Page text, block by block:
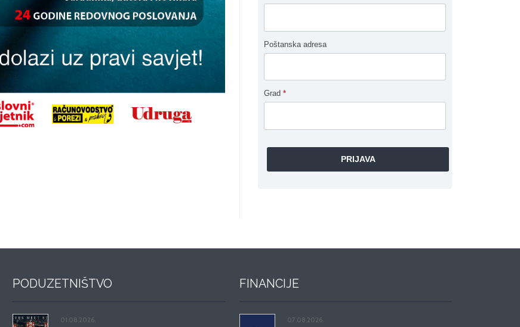
Poštanska adresa
Grad *
PODUZETNIŠTVO
01.08.2026.
FINANCIJE
07.08.2026.